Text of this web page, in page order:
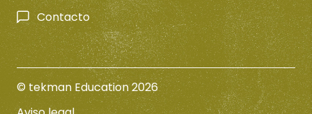
Contacto
© tekman Education 2026